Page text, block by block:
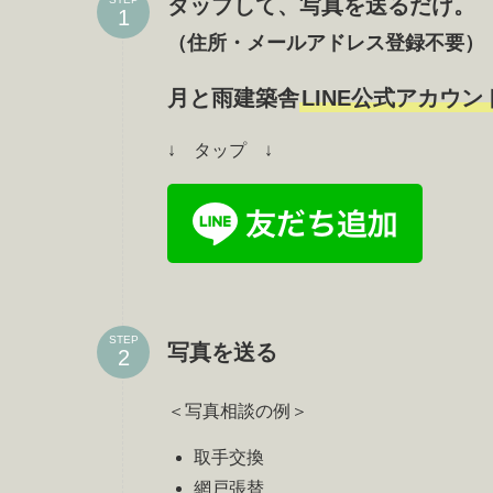
タップして、写真を送るだけ。
（住所・メールアドレス登録不要）
月と雨建築舎LINE公式アカウン
↓ タップ ↓
STEP 写真を送る
＜写真相談の例＞
取手交換
網戸張替